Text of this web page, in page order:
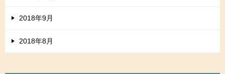
2018年9月
2018年8月